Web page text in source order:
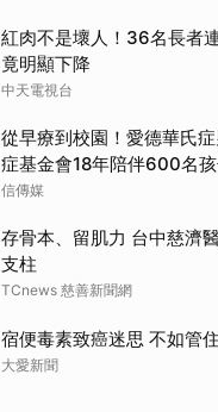
紅肉不是壞人！36名長者
竟明顯下降
中天電視台
從早療到校園！愛德華氏
症基金會18年陪伴600名
信傳媒
存骨本、留肌力 台中慈濟
支柱
TCnews 慈善新聞網
宿便毒素致癌迷思 不如管
大愛新聞